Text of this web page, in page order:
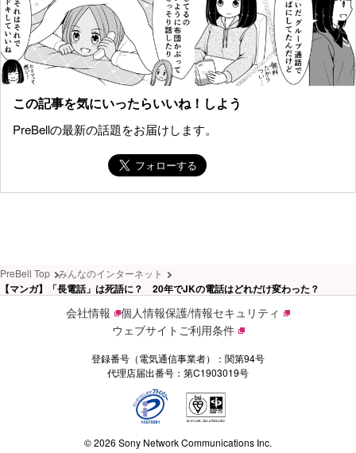
この記事を気にいったらいいね！しよう
PreBellの最新の話題をお届けします。
PreBell Top みんなのインターネット
【マンガ】「長電話」は死語に？ 20年でJKの電話はどれだけ変わった？
会社情報
個人情報保護/情報セキュリティ
ウェブサイトご利用条件
登録番号（電気通信事業者）：関第94号
代理店届出番号：第C1903019号
© 2026 Sony Network Communications Inc.